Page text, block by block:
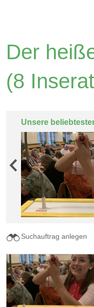
Der
(8
Unsere
Suchauftrag anlegen